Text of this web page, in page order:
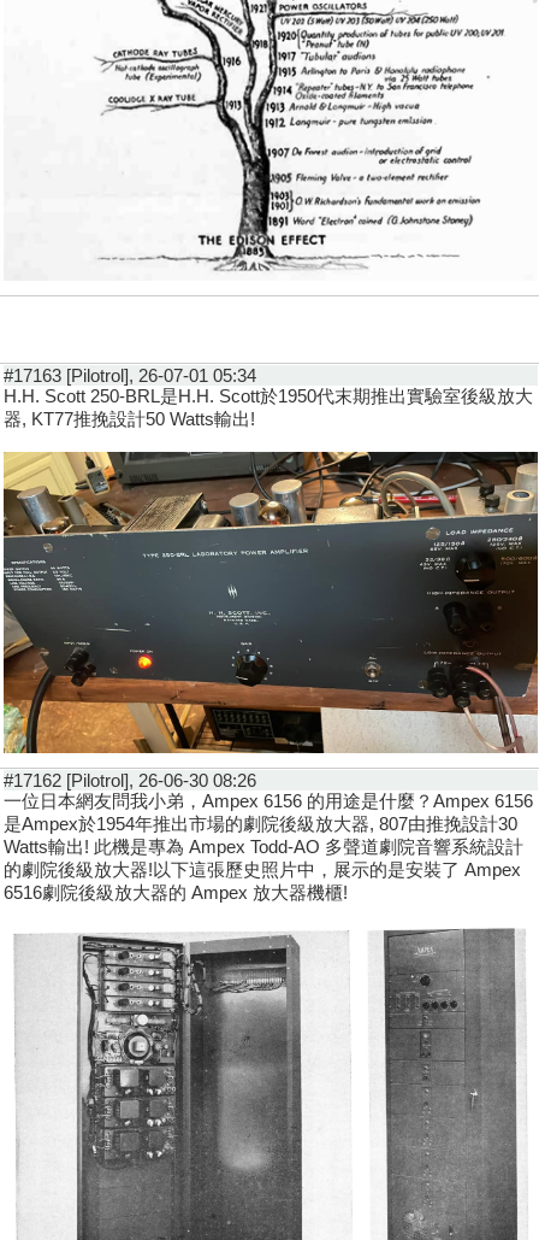
#17163 [Pilotrol], 26-07-01 05:34
H.H. Scott 250-BRL是H.H. Scott於1950代末期推出實驗室後級放大
器, KT77推挽設計50 Watts輸出!
#17162 [Pilotrol], 26-06-30 08:26
一位日本網友問我小弟，Ampex 6156 的用途是什麼？Ampex 6156
是Ampex於1954年推出市場的劇院後級放大器, 807由推挽設計30
Watts輸出! 此機是專為 Ampex Todd-AO 多聲道劇院音響系統設計
的劇院後級放大器!以下這張歷史照片中，展示的是安裝了 Ampex
6516劇院後級放大器的 Ampex 放大器機櫃!